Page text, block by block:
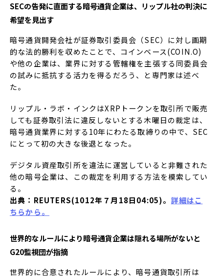
SECの告発に直面する暗号通貨企業は、リップル社の判決に
希望を見出す
暗号通貨開発会社が証券取引委員会（SEC）に対し画期
的な法的勝利を収めたことで、コインベース(COIN.O)
や他の企業は、業界に対する管轄権を主張する同委員会
の試みに抵抗する活力を得るだろう、と専門家は述べ
た。
リップル・ラボ・インクはXRPトークンを取引所で販売
しても証券取引法に違反しないとする木曜日の裁定は、
暗号通貨業界に対する10年にわたる取締りの中で、SEC
にとって初の大きな後退となった。
デジタル資産取引所を違法に運営していると非難された
他の暗号企業は、この裁定を利用する方法を模索してい
る。
出典：REUTERS(1012年７月18日04:05)。 詳細はこ
ちらから。
世界的なルールにより暗号通貨企業は隠れる場所がないと
G20監視団が指摘
世界的に合意されたルールにより、暗号通貨取引所は